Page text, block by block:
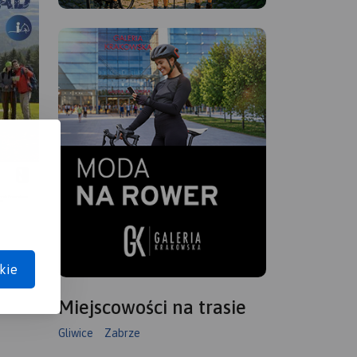
Miejscowości na trasie
Gliwice Zabrze